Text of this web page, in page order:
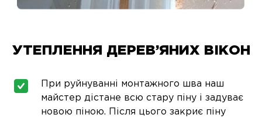
УТЕПЛЕННЯ ДЕРЕВ’ЯНИХ ВІКОН
При руйнуванні монтажного шва наш
майстер дістане всю стару піну і задуває
новою піною. Після цього закриє піну